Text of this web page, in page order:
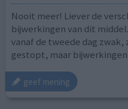
Nooit meer! Liever de
bijwerkingen van dit
vanaf de tweede dag
gestopt, maar bijwerkingen
geef mening